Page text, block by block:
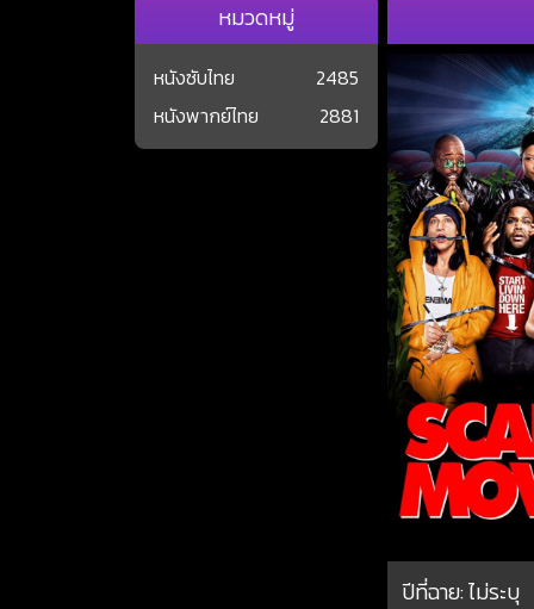
ปีที่ฉาย:ไม่ระบุ
หมวดหมู่
หนังซับไทย
2485
หนังพากย์ไทย
2881